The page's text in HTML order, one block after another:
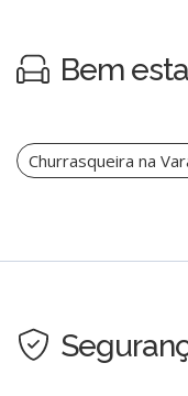
Bem
Churrasqueira na